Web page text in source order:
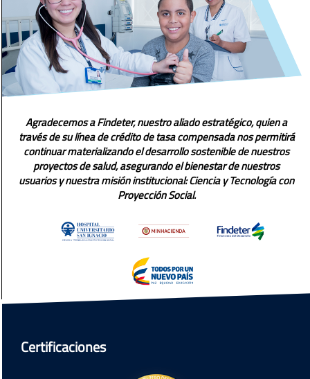
Agradecemos a Findeter, nuestro aliado estratégico, quien a
través de su línea de crédito de tasa compensada nos permitirá
continuar materializando el desarrollo sostenible de nuestros
proyectos de salud, asegurando el bienestar de nuestros
usuarios y nuestra misión institucional: Ciencia y Tecnología con
Proyección Social.
Certificaciones